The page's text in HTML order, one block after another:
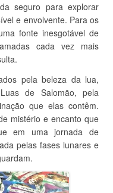
seguro para explorar
e envolvente. Para os
fonte inesgotável de
cada vez mais
pela beleza da lua,
de Salomão, pela
que elas contêm.
mistério e encanto que
em uma jornada de
pelas fases lunares e